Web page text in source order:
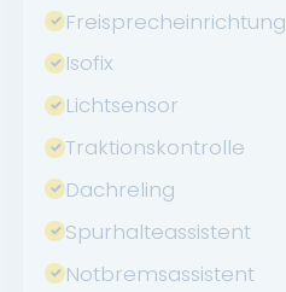
Freisprecheinrichtung
Isofix
Lichtsensor
Traktionskontrolle
Dachreling
Spurhalteassistent
Notbremsassistent